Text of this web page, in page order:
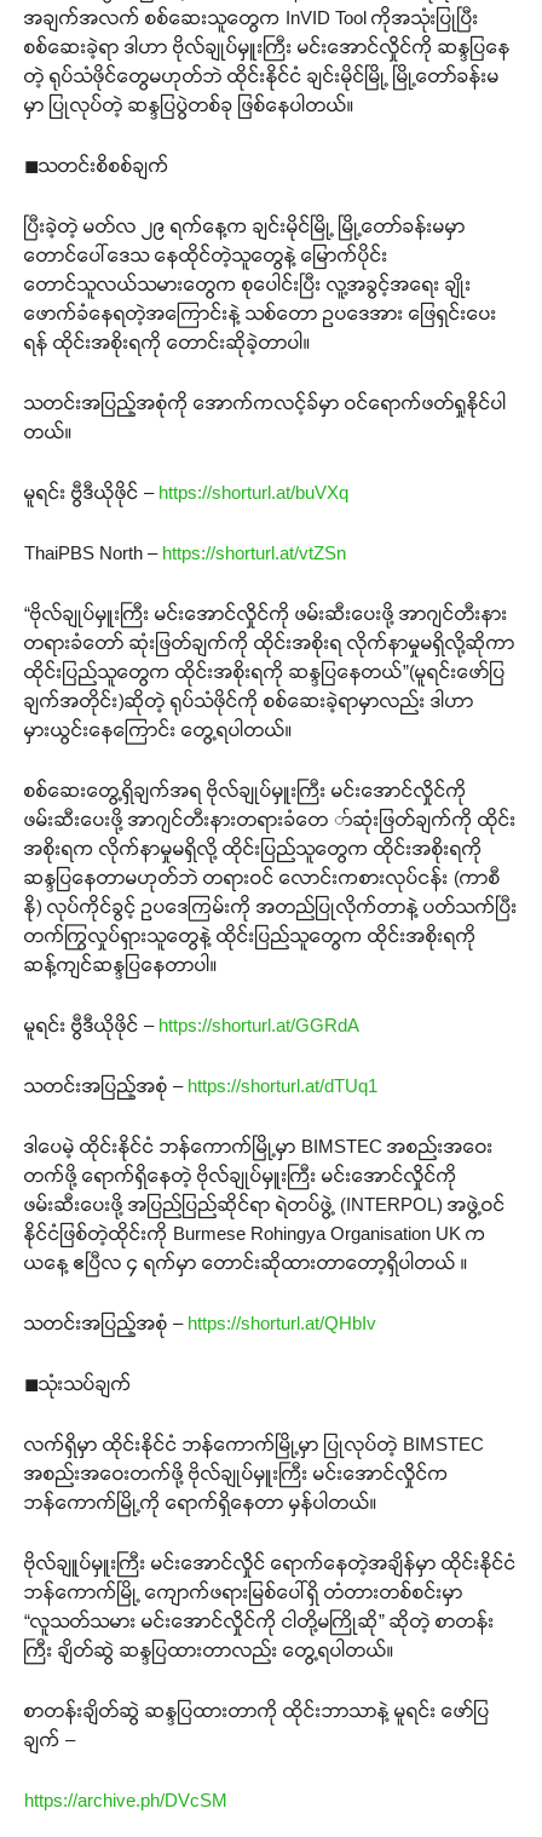
အချက်အလက် စစ်ဆေးသူတွေက InVID Tool ကိုအသုံးပြုပြီး
စစ်ဆေးခဲ့ရာ ဒါဟာ ဗိုလ်ချုပ်မှူးကြီး မင်းအောင်လှိုင်ကို ဆန္ဒပြနေ
တဲ့ ရုပ်သံဖိုင်တွေမဟုတ်ဘဲ ထိုင်းနိုင်ငံ ချင်းမိုင်မြို့ မြို့တော်ခန်းမ
မှာ ပြုလုပ်တဲ့ ဆန္ဒပြပွဲတစ်ခု ဖြစ်နေပါတယ်။
◼︎သတင်းစိစစ်ချက်
ပြီးခဲ့တဲ့ မတ်လ ၂၉ ရက်နေ့က ချင်းမိုင်မြို့ မြို့တော်ခန်းမမှာ
တောင်ပေါ်ဒေသ နေထိုင်တဲ့သူတွေနဲ့ မြောက်ပိုင်း
တောင်သူလယ်သမားတွေက စုပေါင်းပြီး လူ့အခွင့်အရေး ချိုး
ဖောက်ခံနေရတဲ့အကြောင်းနဲ့ သစ်တော ဥပဒေအား ဖြေရှင်းပေး
ရန် ထိုင်းအစိုးရကို တောင်းဆိုခဲ့တာပါ။
သတင်းအပြည့်အစုံကို အောက်ကလင့်ခ်မှာ ဝင်ရောက်ဖတ်ရှုနိုင်ပါ
တယ်။
မူရင်း ဗွီဒီယိုဖိုင် – https://shorturl.at/buVXq
ThaiPBS North –https://shorturl.at/vtZSn
“ဗိုလ်ချုပ်မှူးကြီး မင်းအောင်လှိုင်ကို ဖမ်းဆီးပေးဖို့ အာဂျင်တီးနား
တရားခံတော် ဆုံးဖြတ်ချက်ကို ထိုင်းအစိုးရ လိုက်နာမှုမရှိလို့ဆိုကာ
ထိုင်းပြည်သူတွေက ထိုင်းအစိုးရကို ဆန္ဒပြနေတယ်”(မူရင်းဖော်ပြ
ချက်အတိုင်း)ဆိုတဲ့ ရုပ်သံဖိုင်ကို စစ်ဆေးခဲ့ရာမှာလည်း ဒါဟာ
မှားယွင်းနေကြောင်း တွေ့ရပါတယ်။
စစ်ဆေးတွေ့ရှိချက်အရ ဗိုလ်ချုပ်မှူးကြီး မင်းအောင်လှိုင်ကို
ဖမ်းဆီးပေးဖို့ အာဂျင်တီးနားတရားခံတေ ာ်ဆုံးဖြတ်ချက်ကို ထိုင်း
အစိုးရက လိုက်နာမှုမရှိလို့ ထိုင်းပြည်သူတွေက ထိုင်းအစိုးရကို
ဆန္ဒပြနေတာမဟုတ်ဘဲ တရားဝင် လောင်းကစားလုပ်ငန်း (ကာစီ
နို) လုပ်ကိုင်ခွင့် ဥပဒေကြမ်းကို အတည်ပြုလိုက်တာနဲ့ ပတ်သက်ပြီး
တက်ကြွလှုပ်ရှားသူတွေနဲ့ ထိုင်းပြည်သူတွေက ထိုင်းအစိုးရကို
ဆန့်ကျင်ဆန္ဒပြနေတာပါ။
မူရင်း ဗွီဒီယိုဖိုင် – https://shorturl.at/GGRdA
သတင်းအပြည့်အစုံ – https://shorturl.at/dTUq1
ဒါပေမဲ့ ထိုင်းနိုင်ငံ ဘန်ကောက်မြို့မှာ BIMSTEC အစည်းအဝေး
တက်ဖို့ ရောက်ရှိနေတဲ့ ဗိုလ်ချုပ်မှူးကြီး မင်းအောင်လှိုင်ကို
ဖမ်းဆီးပေးဖို့ အပြည်ပြည်ဆိုင်ရာ ရဲတပ်ဖွဲ့ (INTERPOL) အဖွဲ့ဝင်
နိုင်ငံဖြစ်တဲ့ထိုင်းကို Burmese Rohingya Organisation UK က
ယနေ့ ဧပြီလ ၄ ရက်မှာ တောင်းဆိုထားတာတော့ရှိပါတယ် ။
သတင်းအပြည့်အစုံ​ – https://shorturl.at/QHbIv
◼︎သုံးသပ်ချက်
လက်ရှိမှာ ထိုင်းနိုင်ငံ ဘန်ကောက်မြို့မှာ ပြုလုပ်တဲ့ BIMSTEC
အစည်းအဝေးတက်ဖို့ ဗိုလ်ချုပ်မှူးကြီး မင်းအောင်လှိုင်က
ဘန်ကောက်မြို့ကို ရောက်ရှိနေတာ မှန်ပါတယ်။
ဗိုလ်ချူပ်မှူးကြီး မင်းအောင်လှိုင် ရောက်နေတဲ့အချိန်မှာ ထိုင်းနိုင်ငံ
ဘန်ကောက်မြို့ ကျောက်ဖရားမြစ်ပေါ်ရှိ တံတားတစ်စင်းမှာ
“လူသတ်သမား မင်းအောင်လှိုင်ကို ငါတို့မကြိုဆို” ဆိုတဲ့ စာတန်း
ကြီး ချိတ်ဆွဲ ဆန္ဒပြထားတာလည်း တွေ့ရပါတယ်။
စာတန်းချိတ်ဆွဲ ဆန္ဒပြထားတာကို ထိုင်းဘာသာနဲ့ မူရင်း ဖော်ပြ
ချက် –
https://archive.ph/DVcSM